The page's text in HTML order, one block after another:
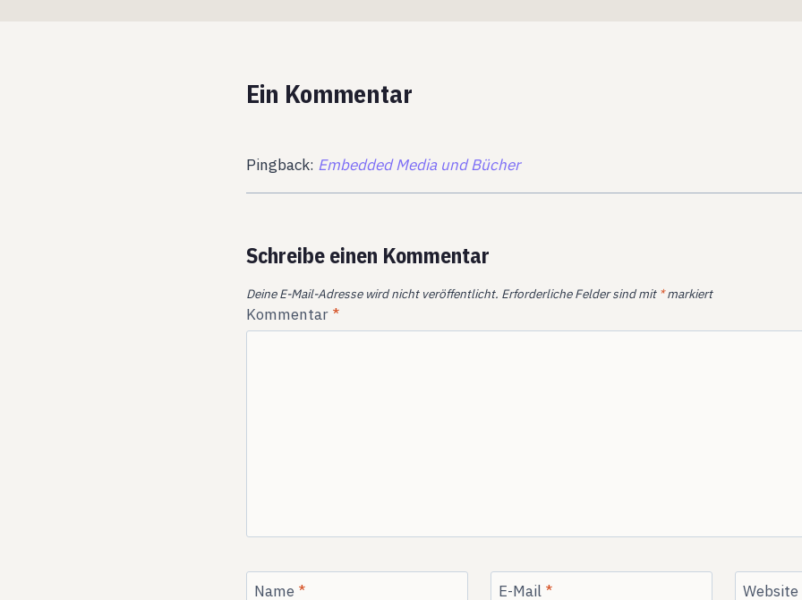
Ein Kommentar
Pingback: Embedded Media und Bücher
Schreibe einen Kommentar
Deine E-Mail-Adresse wird nicht veröffentlicht. Erforderliche Felder sind mit *markiert
Kommentar *
Name * E-Mail * Website